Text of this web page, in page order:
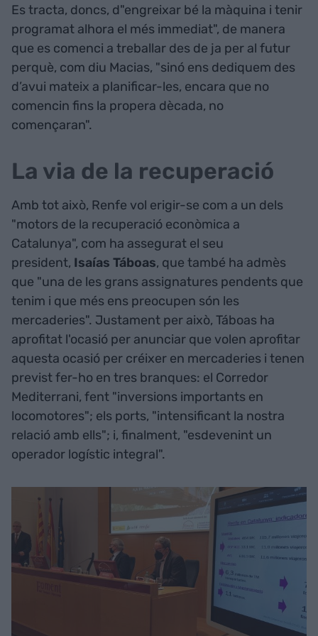
Es tracta, doncs, d"engreixar bé la màquina i tenir
programat alhora el més immediat", de manera
que es comenci a treballar des de ja per al futur
perquè, com diu Macias, "sinó ens dediquem des
d’avui mateix a planificar-les, encara que no
comencin fins la propera dècada, no
començaran".
La via de la recuperació
Amb tot això, Renfe vol erigir-se com a un dels
"motors de la recuperació econòmica a
Catalunya", com ha assegurat el seu
president, Isaías Táboas, que també ha admès
que "una de les grans assignatures pendents que
tenim i que més ens preocupen són les
mercaderies". Justament per això, Táboas ha
aprofitat l'ocasió per anunciar que volen aprofitar
aquesta ocasió per créixer en mercaderies i tenen
previst fer-ho en tres branques: el Corredor
Mediterrani, fent "inversions importants en
locomotores"; els ports, "intensificant la nostra
relació amb ells"; i, finalment, "esdevenint un
operador logístic integral".